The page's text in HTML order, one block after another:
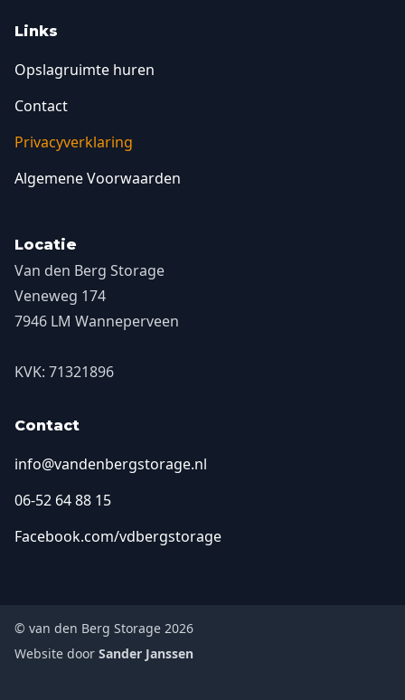
Links
Opslagruimte huren
Contact
Privacyverklaring
Algemene Voorwaarden
Locatie
Van den Berg Storage
Veneweg 174
7946 LM Wanneperveen
KVK: 71321896
Contact
info@vandenbergstorage.nl
06-52 64 88 15
Facebook.com/vdbergstorage
© van den Berg Storage 2026
Website door Sander Janssen